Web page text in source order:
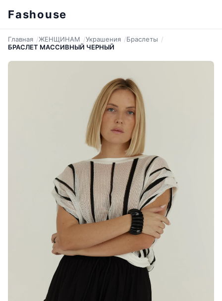
Fashouse
Главная ЖЕНЩИНАМ Украшения
Браслеты
БРАСЛЕТ МАССИВНЫЙ ЧЕРНЫЙ